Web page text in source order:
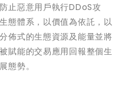
止惡意用戶執行DDoS攻
態體系，以價值為依託，以
佈式的生態資源及能量並將
賦能的交易應用回報整個生
態勢。